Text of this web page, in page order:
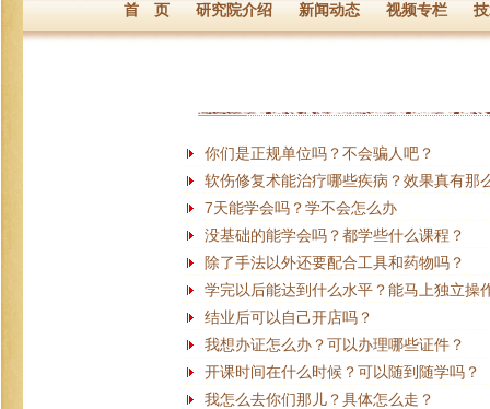
首 页 研究院介绍 新闻动态 视频专栏
你们是正规单位吗？不会骗人吧？
软伤修复术能治疗哪些疾病？效果真有那
7天能学会吗？学不会怎么办
没基础的能学会吗？都学些什么课程？
除了手法以外还要配合工具和药物吗？
学完以后能达到什么水平？能马上独立操
结业后可以自己开店吗？
我想办证怎么办？可以办理哪些证件？
开课时间在什么时候？可以随到随学吗？
我怎么去你们那儿？具体怎么走？